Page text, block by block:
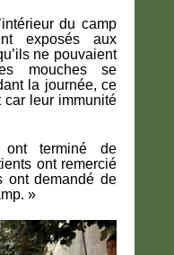
du camp
exposés aux
ne pouvaient
mouches se
la journée, ce
car leur immunité
terminé de
ont remercié
ont demandé de
»